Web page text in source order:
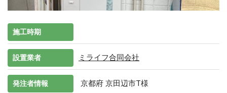
施工時期
設置業者 ミライフ合同会社
発注者情報 京都府 京田辺市T様